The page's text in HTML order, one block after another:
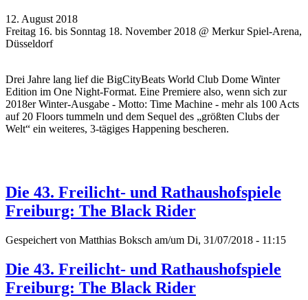
12. August 2018
Freitag 16. bis Sonntag 18. November 2018 @ Merkur Spiel-Arena,
Düsseldorf
Drei Jahre lang lief die BigCityBeats World Club Dome Winter
Edition im One Night-Format. Eine Premiere also, wenn sich zur
2018er Winter-Ausgabe - Motto: Time Machine - mehr als 100 Acts
auf 20 Floors tummeln und dem Sequel des „größten Clubs der
Welt“ ein weiteres, 3-tägiges Happening bescheren.
Die 43. Freilicht- und Rathaushofspiele
Freiburg: The Black Rider
Gespeichert von Matthias Boksch am/um Di, 31/07/2018 - 11:15
Die 43. Freilicht- und Rathaushofspiele
Freiburg: The Black Rider